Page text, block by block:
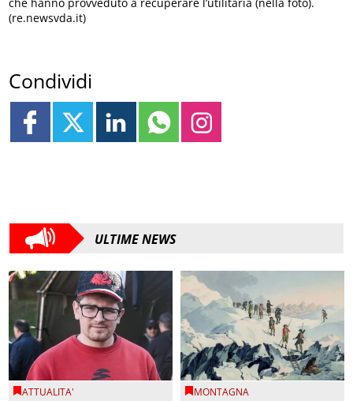
(re.newsvda.it)
Condividi
ULTIME NEWS
ATTUALITA' MONTAGNA